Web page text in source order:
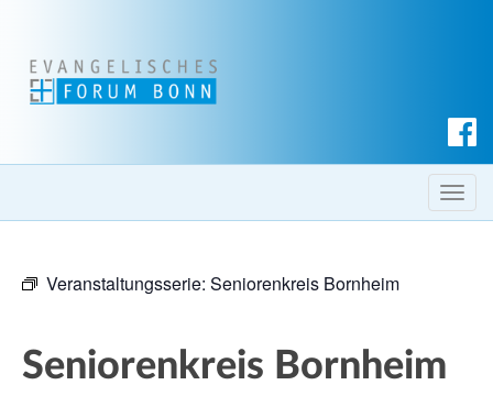
c
h T
o
Veranstaltungsserie: Seniorenkreis Bornheim
Seniorenkreis Bornheim